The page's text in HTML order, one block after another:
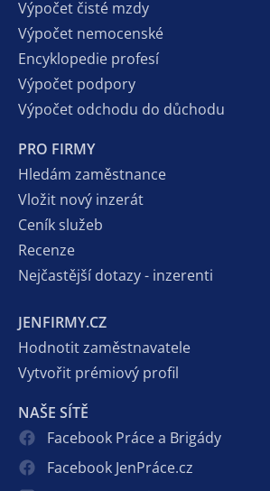
Výpočet čisté mzdy
Výpočet nemocenské
Encyklopedie profesí
Výpočet podpory
Výpočet odchodu do důchodu
PRO FIRMY
Hledám zaměstnance
Vložit nový inzerát
Ceník služeb
Recenze
Nejčastější dotazy - inzerenti
JENFIRMY.CZ
Hodnotit zaměstnavatele
Vytvořit prémiový profil
NAŠE SÍTĚ
Facebook Práce a Brigády
Facebook JenPráce.cz